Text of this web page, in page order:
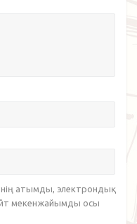
атымды, электрондық
мекенжайымды осы